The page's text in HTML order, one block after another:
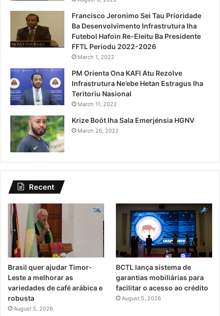
Francisco Jeronimo Sei Tau Prioridade
Ba Desenvolvimento Infrastrutura Iha
Futebol Hafoin Re-Eleitu Ba Presidente
FFTL Periodu 2022-2026
March 1, 2022
PM Orienta Ona KAFI Atu Rezolve
Infrastrutura Ne’ebe Hetan Estragus Iha
Teritoriu Nasional
March 11, 2022
Krize Boót Iha Sala Emerjénsia HGNV
March 26, 2022
Recent
Brasil quer ajudar Timor-
Leste a melhorar as
variedades de café arábica e
robusta
August 5, 2026
BCTL lança sistema de
garantias mobiliárias para
facilitar o acesso ao crédito
August 5, 2026